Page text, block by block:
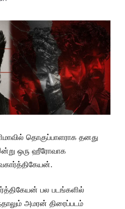
தொகுப்பாளராக தனது
ஒரு ஹீரோவாக
பல படங்களில்
அமரன் திரைப்படம்